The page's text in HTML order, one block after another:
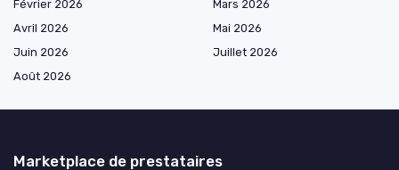
Février 2026
Mars 2026
Avril 2026
Mai 2026
Juin 2026
Juillet 2026
Août 2026
Marketplace de prestataires